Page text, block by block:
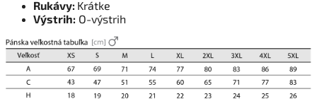
Rukávy: Krátke
Výstrih: O-výstrih